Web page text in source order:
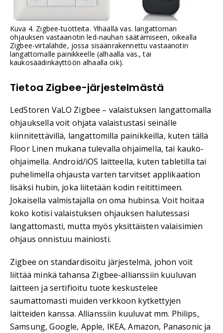
Kuva 4. Zigbee-tuotteita. Ylhäällä vas. langattoman
ohjauksen vastaanotin led-nauhan säätämiseen, oikealla
Zigbee-virtalähde, jossa sisäänrakennettu vastaanotin
langattomalle painikkeelle (alhaalla vas., tai
kaukosäädinkäyttöön alhaalla oik).
Tietoa Zigbee-järjestelmästä
LedStoren VaLO Zigbee – valaistuksen langattomalla
ohjauksella voit ohjata valaistustasi seinälle
kiinnitettävillä, langattomilla painikkeilla, kuten tällä
Floor Linen mukana tulevalla ohjaimella, tai kauko-
ohjaimella. Android/iOS laitteella, kuten tabletilla tai
puhelimella ohjausta varten tarvitset applikaation
lisäksi hubin, joka liitetään kodin reitittimeen.
Jokaisella valmistajalla on oma hubinsa. Voit hoitaa
koko kotisi valaistuksen ohjauksen halutessasi
langattomasti, mutta myös yksittäisten valaisimien
ohjaus onnistuu mainiosti.
Zigbee on standardisoitu järjestelmä, johon voit
liittää minkä tahansa Zigbee-allianssiin kuuluvan
laitteen ja sertifioitu tuote keskustelee
saumattomasti muiden verkkoon kytkettyjen
laitteiden kanssa. Allianssiin kuuluvat mm. Philips,
Samsung, Google, Apple, IKEA, Amazon, Panasonic ja